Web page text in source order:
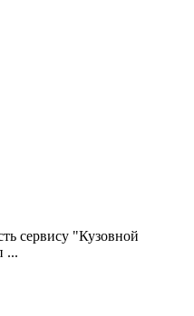
сервису "Кузовной
...